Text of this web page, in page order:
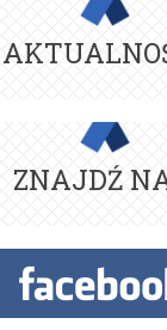
ZNAJDŹ